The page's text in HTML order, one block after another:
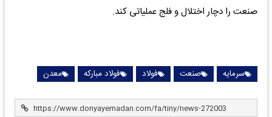
صنعت را دچار اختلال و فلج عملیاتی کند.
سرمایه صنعت فولاد فولاد مبارکه معدن